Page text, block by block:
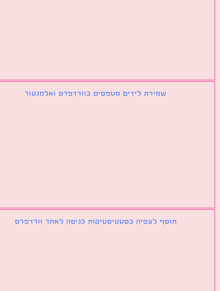
שמירת לידים מטפסים בוורדפרס ואלמנטור
תוסף לצפיה בסטטיסטיקות כניסה לאתר וורדפרס